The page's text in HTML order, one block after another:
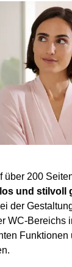
über 200
und stilvoll
der
WC-Bereichs
Funktionen